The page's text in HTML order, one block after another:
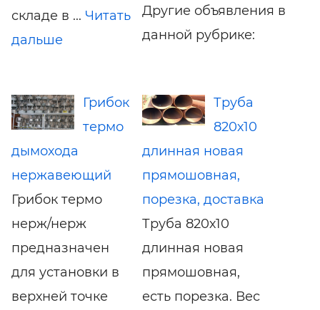
складе в ... Читать
дальше
Другие объявления в
данной рубрике:
Грибок
термо
дымохода
нержавеющий
Грибок термо
нерж/нерж
предназначен
для установки в
верхней точке
Труба
820х10
длинная новая
прямошовная,
порезка, доставка
Труба 820х10
длинная новая
прямошовная,
есть порезка. Вес